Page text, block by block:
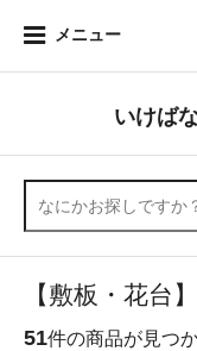
メニュー
いけば
【敷板・花台
51件の商品が見つ